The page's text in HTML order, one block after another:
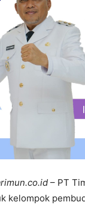
– PT
kelompok